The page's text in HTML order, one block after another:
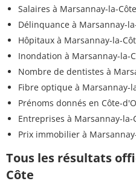
Salaires à Marsannay-la-Côte
Délinquance à Marsannay-
Hôpitaux à Marsannay-la-
Inondation à Marsannay-la-
Nombre de dentistes à
Fibre optique à Marsannay-
Prénoms donnés en Côte-
Entreprises à Marsannay-la-
Prix immobilier à
Tous les résultats
Côte